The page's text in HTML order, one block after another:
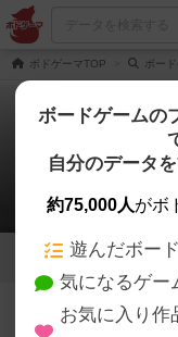
ボドゲーマTOP ボー
ワー
1
ワード
ボードゲームの
自分のデータ
約75,000人がボ
遊んだボー
気になるゲー
お気に入り作